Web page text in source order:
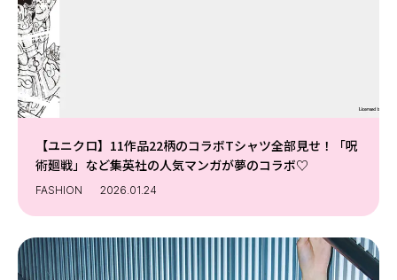
【ユニクロ】11作品22柄のコラボTシャツ全部見せ！「呪
術廻戦」など集英社の人気マンガが夢のコラボ♡
FASHION 2026.01.24